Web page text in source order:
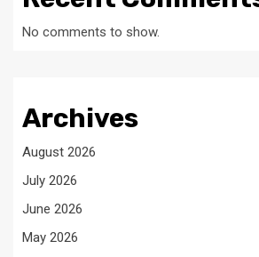
No comments to show.
Archives
August 2026
July 2026
June 2026
May 2026